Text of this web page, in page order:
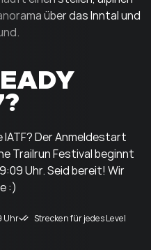
Der Anmeldestart
Trailrun Festival beginnt
Uhr. Seid bereit! Wir
:)
Uhr
Strecken für jedes Level